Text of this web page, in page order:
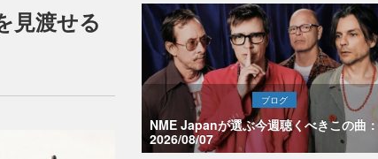
見渡せる
ブログ
NME Japanが選ぶ今週聴くべきこの曲：
2026/08/07